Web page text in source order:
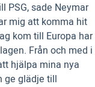
PSG, sade Neymar
mig att komma hit
kom till Europa har
Från och med i
hjälpa mina nya
ge glädje till